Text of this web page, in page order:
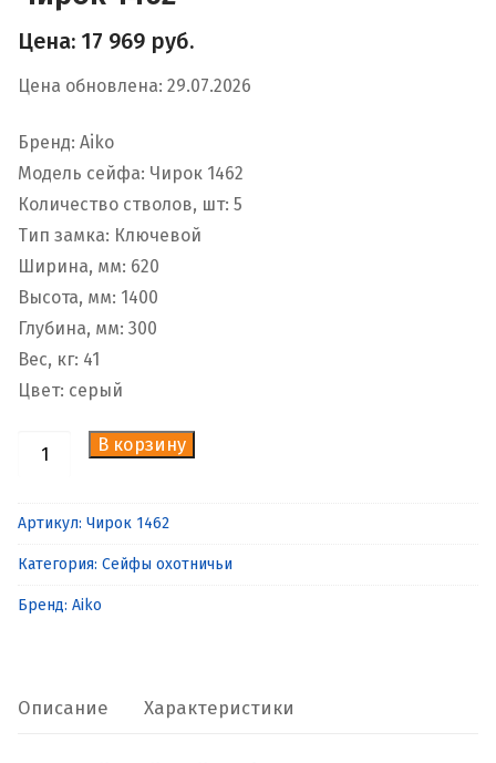
Цена: 17 969 руб.
Цена обновлена: 29.07.2026
Бренд: Aiko
Модель сейфа: Чирок 1462
Количество стволов, шт: 5
Тип замка: Ключевой
Ширина, мм: 620
Высота, мм: 1400
Глубина, мм: 300
Вес, кг: 41
Цвет: серый
Количество
сейф
Aiko
Чирок
В корзину
Артикул: Чирок 1462
Категория: Сейфы охотничьи
Бренд: Aiko
Описание Характеристики